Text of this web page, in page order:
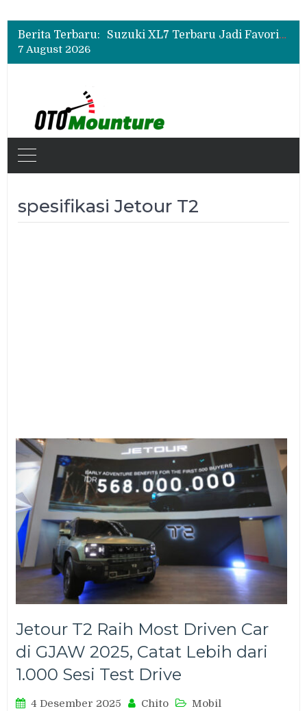
Berita Terbaru:
Promo Servis Mitsubishi Agustus 2026, Ada Diskon ESP dan Bodi & Cat Kilau Merdeka
Suzuki XL7 Terbaru Jadi Favorit Test Drive di GIIAS 2026, Ini Fitur yang Paling Dipuji
Promo Servis Mitsubishi Agustus 2026, Ada Diskon ESP dan Bodi & Cat Kilau Merdeka
7 August 2026
spesifikasi Jetour T2
Jetour T2 Raih Most Driven Car
di GJAW 2025, Catat Lebih dari
1.000 Sesi Test Drive
4 Desember 2025 Chito Mobil